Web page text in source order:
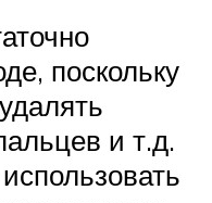
поскольку
и т.д.